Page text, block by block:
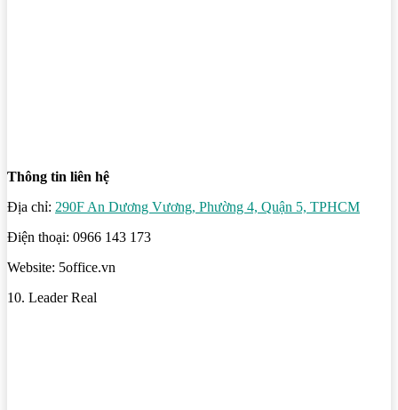
Thông tin liên hệ
Địa chỉ: 290F An Dương Vương, Phường 4, Quận 5, TPHCM
Điện thoại: 0966 143 173
Website: 5office.vn
10. Leader Real